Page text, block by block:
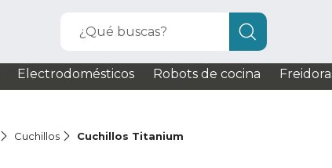
¿Qué buscas?
Electrodomésticos Robots de cocina
Cuchillos Cuchillos Titanium